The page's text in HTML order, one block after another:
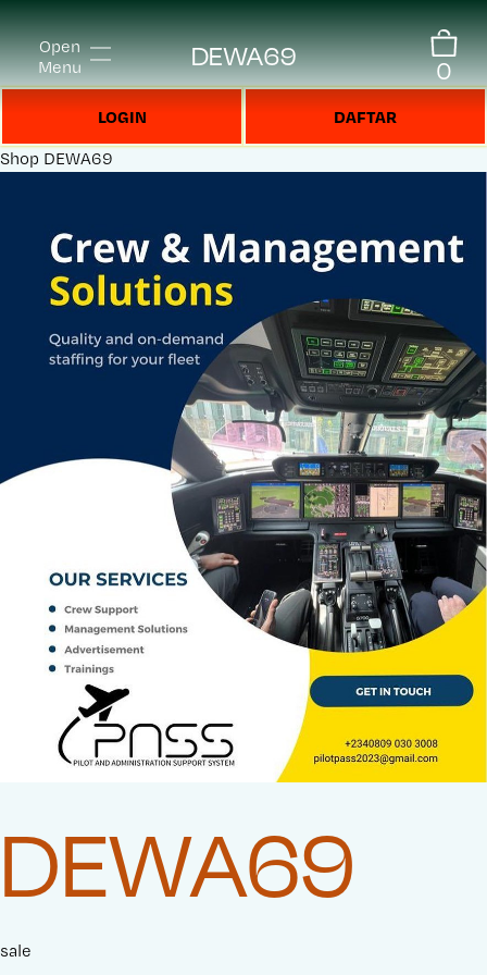
Open
Menu
DEWA69 0
LOGIN DAFTAR
Shop DEWA69
DEWA69
sale